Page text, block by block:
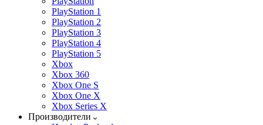
PlayStation 1
PlayStation 2
PlayStation 3
PlayStation 4
PlayStation 5
Xbox
Xbox 360
Xbox One S
Xbox One X
Xbox Series X
Производители